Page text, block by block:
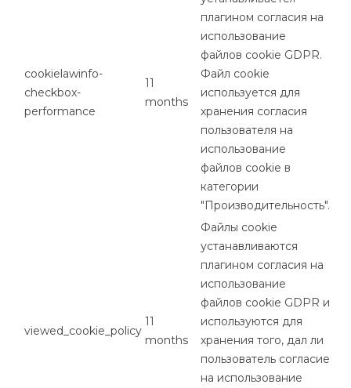
cookielawinfo-
checkbox-
performance
11
months
плагином согласия на
использование
файлов cookie GDPR.
Файл cookie
используется для
хранения согласия
пользователя на
использование
файлов cookie в
категории
"Производительность".
viewed_cookie_policy
11
months
Файлы cookie
устанавливаются
плагином согласия на
использование
файлов cookie GDPR и
используются для
хранения того, дал ли
пользователь согласие
на использование